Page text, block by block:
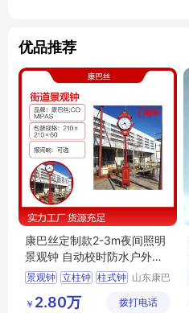
优品推荐
康巴丝定制款2-3m夜间照明
景观钟 自动校时防水户外柱
式钟
景观钟 立柱钟 柱式钟
公园景观钟
山东康巴
限公司
￥ 2.80万 拨打电话